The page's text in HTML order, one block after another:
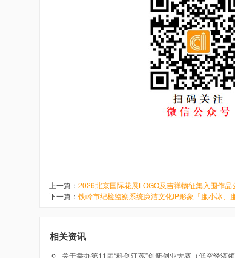
上一篇： 2026北京国际花展LOGO及吉祥物征集入围作品
下一篇： 铁岭市纪检监察系统廉洁文化IP形象「廉小冰、
相关资讯
关于举办第11届“科创江苏”创新创业大赛（低空经济